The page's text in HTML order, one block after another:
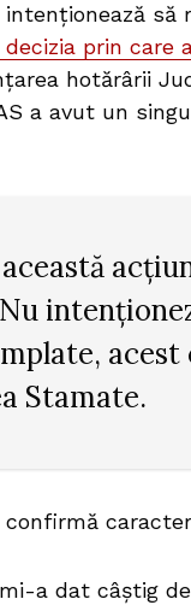
să
prin care
hotărârii
a avut un
acest
Stamate.
a dat câștig